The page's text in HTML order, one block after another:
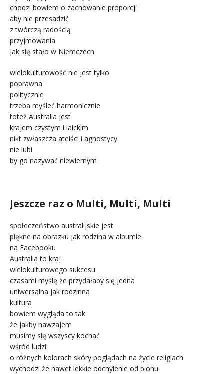
chodzi bowiem o zachowanie proporcji
aby nie przesadzić
z twórczą radością
przyjmowania
jak się stało w Niemczech
wielokulturowość nie jest tylko
poprawna
politycznie
trzeba myśleć harmonicznie
toteż Australia jest
krajem czystym i laickim
nikt zwłaszcza ateiści i agnostycy
nie lubi
by go nazywać niewiernym
Jeszcze raz o Multi, Multi, Multi
społeczeństwo australijskie jest
piękne na obrazku jak rodzina w albumie
na Facebooku
Australia to kraj
wielokulturowego sukcesu
czasami myślę że przydałaby się jedna
uniwersalna jak rodzinna
kultura
bowiem wygląda to tak
że jakby nawzajem
musimy się wszyscy kochać
wśród ludzi
o różnych kolorach skóry poglądach na życie religiach
wychodzi że nawet lekkie odchylenie od pionu